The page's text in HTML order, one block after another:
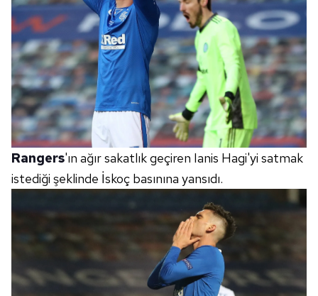
Rangers'ın ağır sakatlık geçiren Ianis Hagi'yi satmak
istediği şeklinde İskoç basınına yansıdı.